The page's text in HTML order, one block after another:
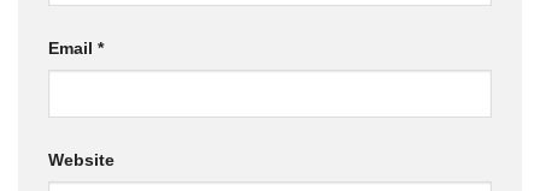
Email *
Website